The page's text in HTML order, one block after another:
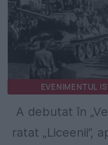
EVENIMENTUL
A debutat în
ratat „Liceenii”,